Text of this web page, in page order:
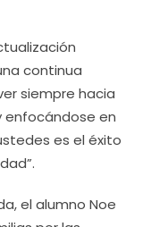
continua
siempre hacia
en
es el éxito
el alumno Noe